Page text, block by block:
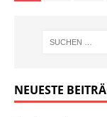
NEUESTE